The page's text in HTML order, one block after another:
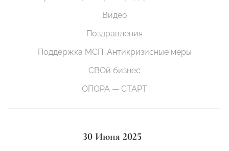
Видео
Поздравления
Поддержка МСП. Антикризисные меры
СВОй бизнес
ОПОРА — СТАРТ
30 Июня 2025